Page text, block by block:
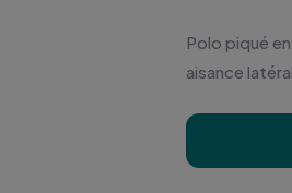
Polo piqué
aisance